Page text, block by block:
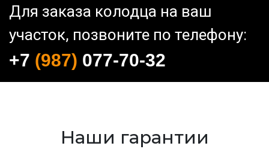
Для заказа колодца на ваш
участок, позвоните по телефону:
+7 (987) 077-70-32
Наши гарантии